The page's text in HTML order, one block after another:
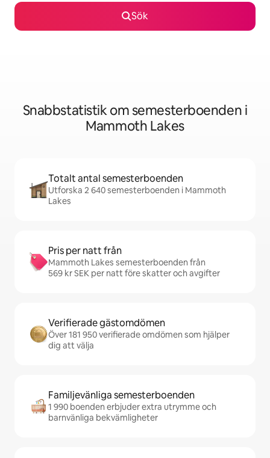
Sök
Snabbstatistik om semesterboenden i
Mammoth Lakes
Totalt antal semesterboenden
Utforska 2 640 semesterboenden i Mammoth
Lakes
Pris per natt från
Mammoth Lakes semesterboenden från
569 kr SEK per natt före skatter och avgifter
Verifierade gästomdömen
Över 181 950 verifierade omdömen som hjälper
dig att välja
Familjevänliga semesterboenden
1 990 boenden erbjuder extra utrymme och
barnvänliga bekvämligheter